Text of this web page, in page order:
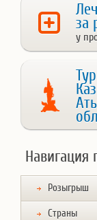
за
у
Навигация
Розыгрыш
Страны